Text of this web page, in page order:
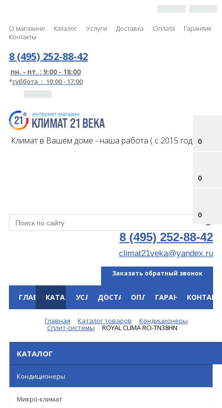
О магазине Каталог Услуги Доставка Оплата
Гарантия
Контакты
0
0
0
8 (495) 252-88-42
пн. - пт. : 9:00 - 18:00
*суббота : 10:00 - 17:00
Климат в Вашем доме - наша работа ( с 2015 года )
8 (495) 252-88-42
climat21veka@yandex.ru
Заказать обратный звонок
ГЛАВНАЯКАТАЛОГУСЛУГИДОСТАВКАОПЛАТАГАРАНТИЯ
Главная Каталог товаров Кондиционеры
Сплит-системы ROYAL CLIMA RCI-TN38HN
КАТАЛОГ
Кондиционеры
Микро-климат